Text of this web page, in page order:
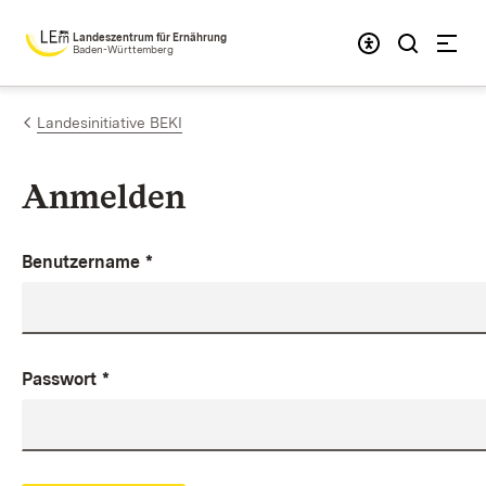
Zum Inhalt springen
Landeszentrum für Ernährung
Baden-Württemberg
Landesinitiative BEKI
Anmelden
Benutzername *
Passwort *